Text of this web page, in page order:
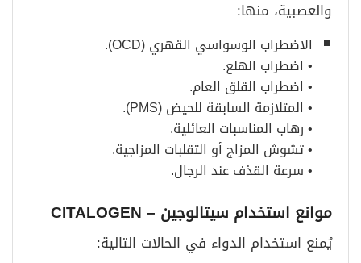
والعصبية، منها:
الاضطراب الوسواسي القهري (OCD).
• اضطراب الهلع.
• اضطراب القلق العام.
• المتلازمة السابقة للحيض (PMS).
• رهاب المناسبات العائلية.
• تشوش المزاج أو التقلبات المزاجية.
• سرعة القذف عند الرجال.
موانع استخدام سيتالوجين – CITALOGEN
يُمنع استخدام الدواء في الحالات التالية: